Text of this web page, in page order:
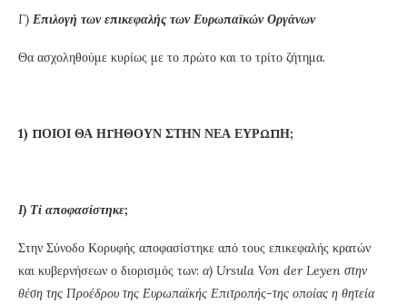
Γ) Επιλογή των επικεφαλής των Ευρωπαϊκών Οργάνων
Θα ασχοληθούμε κυρίως με το πρώτο και το τρίτο ζήτημα.
1) ΠΟΙΟΙ ΘΑ ΗΓΗΘΟΥΝ ΣΤΗΝ ΝΕΑ ΕΥΡΩΠΗ;
Ι) Τί αποφασίστηκε;
Στην Σύνοδο Κορυφής αποφασίστηκε από τους επικεφαλής κρατών
και κυβερνήσεων ο διορισμός των: α) Ursula Von der Leyen στην
θέση της Προέδρου της Ευρωπαϊκής Επιτροπής-της οποίας η θητεία